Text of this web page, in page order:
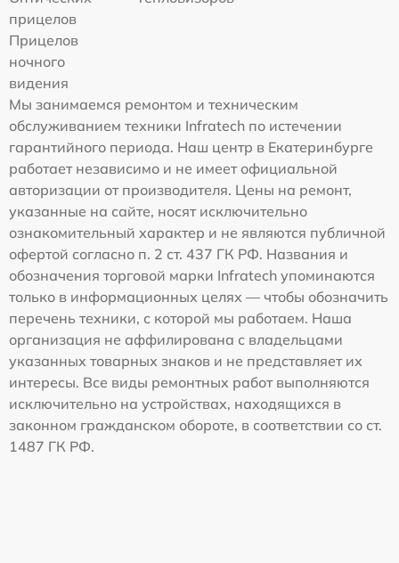
прицелов
Прицелов
ночного
видения
Мы занимаемся ремонтом и техническим
обслуживанием техники Infratech по истечении
гарантийного периода. Наш центр в Екатеринбурге
работает независимо и не имеет официальной
авторизации от производителя. Цены на ремонт,
указанные на сайте, носят исключительно
ознакомительный характер и не являются публичной
офертой согласно п. 2 ст. 437 ГК РФ. Названия и
обозначения торговой марки Infratech упоминаются
только в информационных целях — чтобы обозначить
перечень техники, с которой мы работаем. Наша
организация не аффилирована с владельцами
указанных товарных знаков и не представляет их
интересы. Все виды ремонтных работ выполняются
исключительно на устройствах, находящихся в
законном гражданском обороте, в соответствии со ст.
1487 ГК РФ.